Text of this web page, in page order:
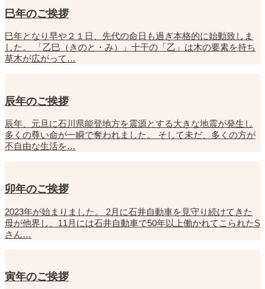
巳年のご挨拶
巳年となり早や２１日、先代の命日も過ぎ本格的に始動致しま
した。 「乙巳（きのと・み）」十干の「乙」は木の要素を持ち
草木が広がって…
辰年のご挨拶
辰年、元旦に石川県能登地方を震源とする大きな地震が発生し
多くの尊い命が一瞬で奪われました。 そして未だ、多くの方が
不自由な生活を…
卯年のご挨拶
2023年が始まりました。 2月に石井自動車を見守り続けてきた
母が他界し、11月には石井自動車で50年以上働かれてこられたS
さん…
寅年のご挨拶